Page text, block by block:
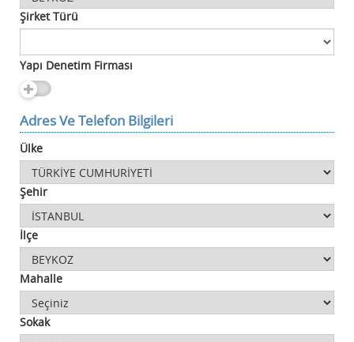
Şirket Türü
Yapı Denetim Firması
Adres Ve Telefon Bilgileri
Ülke
Şehir
İlçe
Mahalle
Sokak